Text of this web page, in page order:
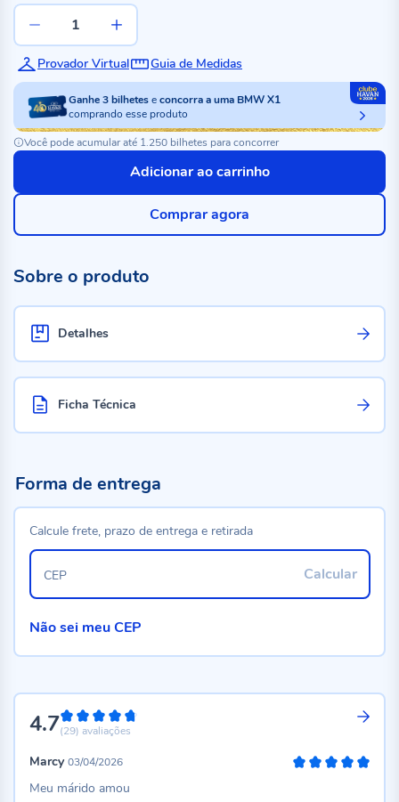
Provador Virtual Guia de Medidas
Ganhe3bilheteseconcorra a uma BMW X1
comprando esse produto
Você pode acumular até 1.250 bilhetes para concorrer
Adicionar ao carrinho
Comprar agora
Sobre o produto
Detalhes
Ficha Técnica
4.794%
(29) avaliações
Marcy 03/04/2026
Meu márido amou
Forma de entrega
Calcule frete, prazo de entrega e retirada
Calcular
CEP
Não sei meu CEP